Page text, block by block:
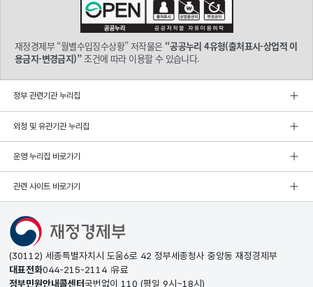
재정경제부 “월별수입징수상황” 저작물은 “공공누리 4유형(출처표시-상업적 이
용금지-변경금지)”조건에 따라 이용할 수 있습니다.
정부 관련기관 누리집
외청 및 유관기관 누리집
운영 누리집 바로가기
관련 사이트 바로가기
(30112) 세종특별자치시 도움6로 42 정부세종청사 중앙동 재정경제부
대표전화044-215-2114 유료
정부민원안내콜센터국번없이 110 (평일 9시~18시)